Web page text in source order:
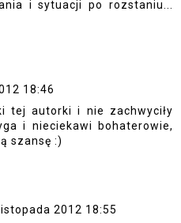
i sytuacji po rozstaniu...
18:46
tej autorki i nie zachwyciły
i nieciekawi bohaterowie,
szansę :)
2012 18:55